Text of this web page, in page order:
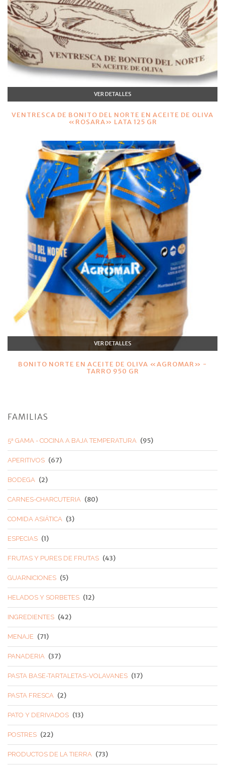
VER DETALLES
VENTRESCA DE BONITO DEL NORTE EN ACEITE DE OLIVA
«ROSARA» LATA 125 GR
VER DETALLES
BONITO NORTE EN ACEITE DE OLIVA «AGROMAR» -
TARRO 950 GR
FAMILIAS
5ª GAMA - COCINA A BAJA TEMPERATURA (95)
APERITIVOS (67)
BODEGA (2)
CARNES-CHARCUTERIA (80)
COMIDA ASIÁTICA (3)
ESPECIAS (1)
FRUTAS Y PURES DE FRUTAS (43)
GUARNICIONES (5)
HELADOS Y SORBETES (12)
INGREDIENTES (42)
MENAJE (71)
PANADERIA (37)
PASTA BASE-TARTALETAS-VOLAVANES (17)
PASTA FRESCA (2)
PATO Y DERIVADOS (13)
POSTRES (22)
PRODUCTOS DE LA TIERRA (73)